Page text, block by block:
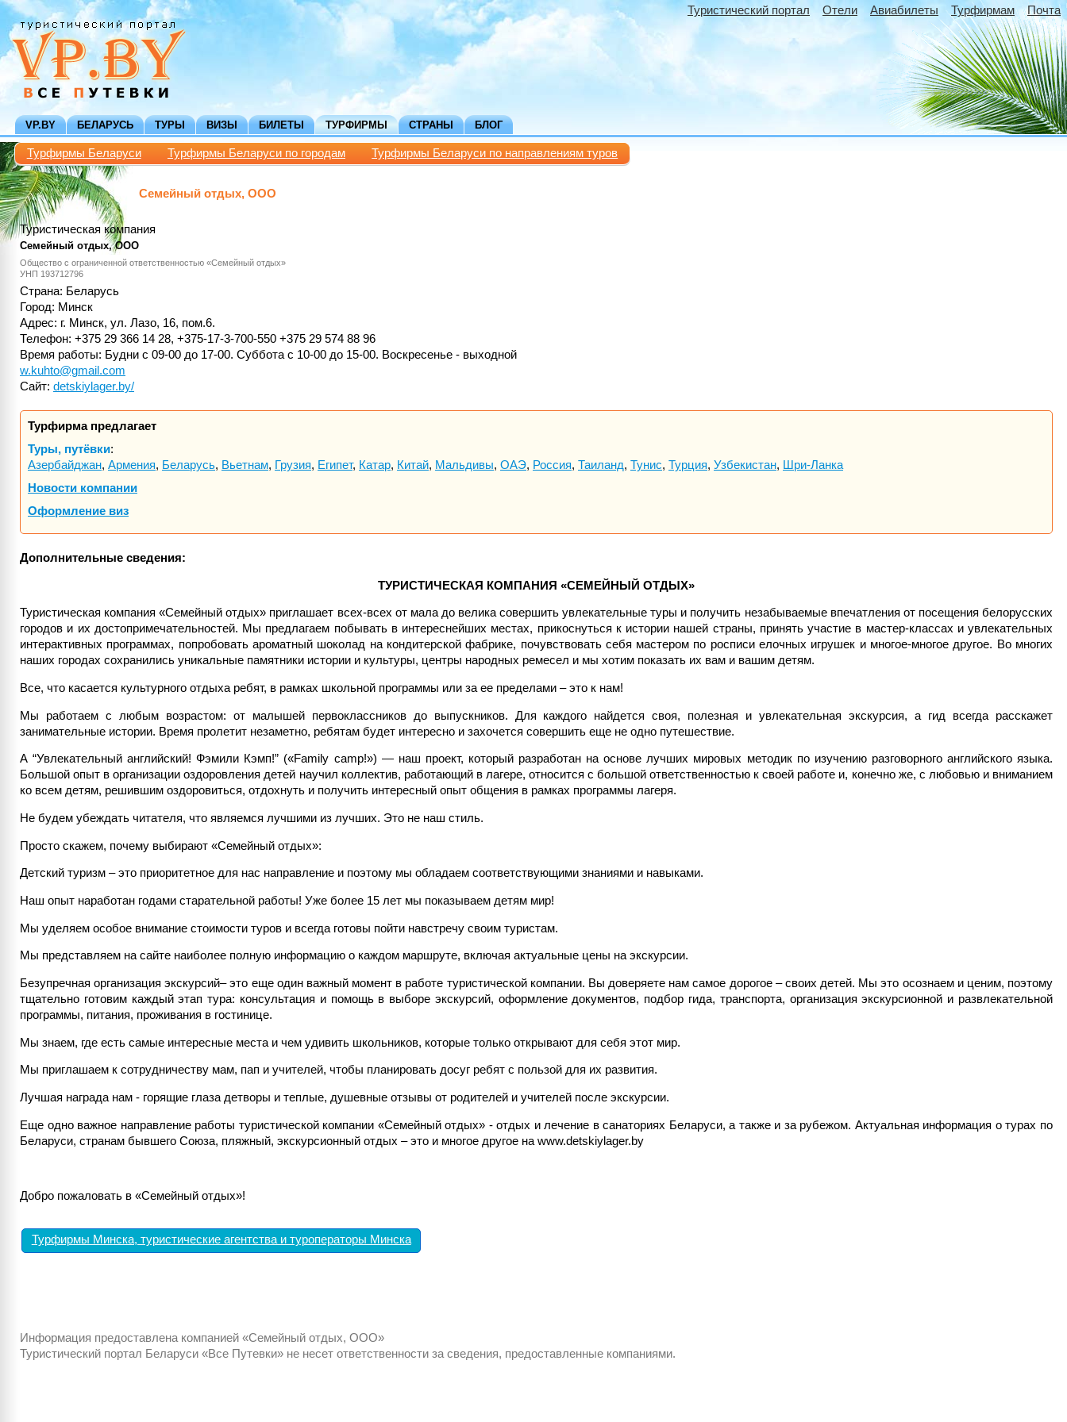
Туристический портал Отели Авиабилеты Турфирмам Почта
VP.BY БЕЛАРУСЬ ТУРЫ ВИЗЫ БИЛЕТЫ ТУРФИРМЫ СТРАНЫ БЛОГ
Турфирмы Беларуси Турфирмы Беларуси по городам Турфирмы Беларуси по направлениям туров
Семейный отдых, ООО
Туристическая компания
Семейный отдых, ООО
Общество с ограниченной ответственностью «Семейный отдых»
УНП 193712796
Страна: Беларусь
Город: Минск
Адрес: г. Минск, ул. Лазо, 16, пом.6.
Телефон: +375 29 366 14 28, +375-17-3-700-550 +375 29 574 88 96
Время работы: Будни с 09-00 до 17-00. Суббота с 10-00 до 15-00. Воскресенье - выходной
w.kuhto@gmail.com
Сайт: detskiylager.by/
Турфирма предлагает
Туры, путёвки:
Азербайджан, Армения, Беларусь, Вьетнам, Грузия, Египет, Катар, Китай, Мальдивы, ОАЭ, Россия, Таиланд, Тунис, Турция, Узбекистан, Шри-Ланка
Новости компании
Оформление виз
Дополнительные сведения:
ТУРИСТИЧЕСКАЯ КОМПАНИЯ «СЕМЕЙНЫЙ ОТДЫХ»
Туристическая компания «Семейный отдых» приглашает всех-всех от мала до велика совершить увлекательные туры и получить незабываемые впечатления от посещения белорусских
городов и их достопримечательностей. Мы предлагаем побывать в интереснейших местах, прикоснуться к истории нашей страны, принять участие в мастер-классах и увлекательных
интерактивных программах, попробовать ароматный шоколад на кондитерской фабрике, почувствовать себя мастером по росписи елочных игрушек и многое-многое другое. Во многих
наших городах сохранились уникальные памятники истории и культуры, центры народных ремесел и мы хотим показать их вам и вашим детям.
Все, что касается культурного отдыха ребят, в рамках школьной программы или за ее пределами – это к нам!
Мы работаем с любым возрастом: от малышей первоклассников до выпускников. Для каждого найдется своя, полезная и увлекательная экскурсия, а гид всегда расскажет
занимательные истории. Время пролетит незаметно, ребятам будет интересно и захочется совершить еще не одно путешествие.
А “Увлекательный английский! Фэмили Кэмп!” («Family camp!») — наш проект, который разработан на основе лучших мировых методик по изучению разговорного английского языка.
Большой опыт в организации оздоровления детей научил коллектив, работающий в лагере, относится с большой ответственностью к своей работе и, конечно же, с любовью и вниманием
ко всем детям, решившим оздоровиться, отдохнуть и получить интересный опыт общения в рамках программы лагеря.
Не будем убеждать читателя, что являемся лучшими из лучших. Это не наш стиль.
Просто скажем, почему выбирают «Семейный отдых»:
Детский туризм – это приоритетное для нас направление и поэтому мы обладаем соответствующими знаниями и навыками.
Наш опыт наработан годами старательной работы! Уже более 15 лет мы показываем детям мир!
Мы уделяем особое внимание стоимости туров и всегда готовы пойти навстречу своим туристам.
Мы представляем на сайте наиболее полную информацию о каждом маршруте, включая актуальные цены на экскурсии.
Безупречная организация экскурсий– это еще один важный момент в работе туристической компании. Вы доверяете нам самое дорогое – своих детей. Мы это осознаем и ценим, поэтому
тщательно готовим каждый этап тура: консультация и помощь в выборе экскурсий, оформление документов, подбор гида, транспорта, организация экскурсионной и развлекательной
программы, питания, проживания в гостинице.
Мы знаем, где есть самые интересные места и чем удивить школьников, которые только открывают для себя этот мир.
Мы приглашаем к сотрудничеству мам, пап и учителей, чтобы планировать досуг ребят с пользой для их развития.
Лучшая награда нам - горящие глаза детворы и теплые, душевные отзывы от родителей и учителей после экскурсии.
Еще одно важное направление работы туристической компании «Семейный отдых» - отдых и лечение в санаториях Беларуси, а также и за рубежом. Актуальная информация о турах по
Беларуси, странам бывшего Союза, пляжный, экскурсионный отдых – это и многое другое на www.detskiylager.by
Добро пожаловать в «Семейный отдых»!
Турфирмы Минска, туристические агентства и туроператоры Минска
Информация предоставлена компанией «Семейный отдых, ООО»
Туристический портал Беларуси «Все Путевки» не несет ответственности за сведения, предоставленные компаниями.